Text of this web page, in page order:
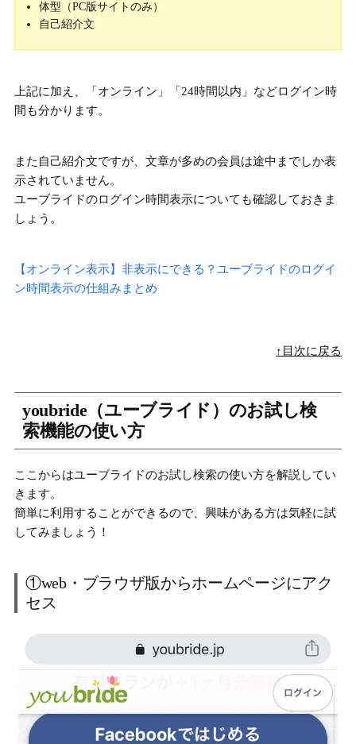
体型（PC版サイトのみ）
自己紹介文
上記に加え、「オンライン」「24時間以内」などログイン時
間も分かります。
また自己紹介文ですが、文章が多めの会員は途中までしか表
示されていません。
ユーブライドのログイン時間表示についても確認しておきま
しょう。
【オンライン表示】非表示にできる？ユーブライドのログイ
ン時間表示の仕組みまとめ
↑目次に戻る
youbride（ユーブライド）のお試し検
索機能の使い方
ここからはユーブライドのお試し検索の使い方を解説してい
きます。
簡単に利用することができるので、興味がある方は気軽に試
してみましょう！
①web・ブラウザ版からホームページにアク
セス